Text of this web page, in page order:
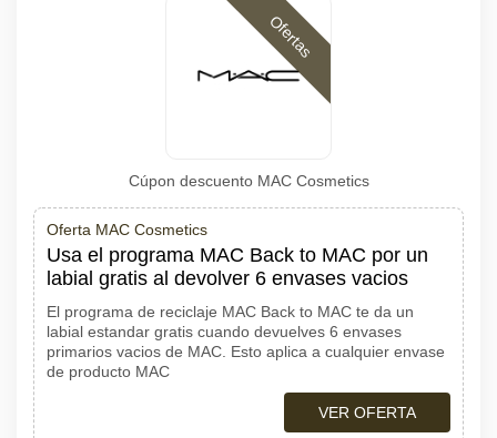
Ofertas
Cúpon descuento MAC Cosmetics
Oferta MAC Cosmetics
Usa el programa MAC Back to MAC por un
labial gratis al devolver 6 envases vacios
El programa de reciclaje MAC Back to MAC te da un
labial estandar gratis cuando devuelves 6 envases
primarios vacios de MAC. Esto aplica a cualquier envase
de producto MAC
VER OFERTA